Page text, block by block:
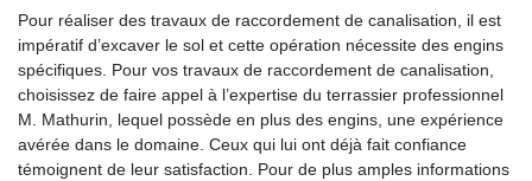
Pour réaliser des travaux de raccordement de canalisation, il est
impératif d’excaver le sol et cette opération nécessite des engins
spécifiques. Pour vos travaux de raccordement de canalisation,
choisissez de faire appel à l’expertise du terrassier professionnel
M. Mathurin, lequel possède en plus des engins, une expérience
avérée dans le domaine. Ceux qui lui ont déjà fait confiance
témoignent de leur satisfaction. Pour de plus amples informations